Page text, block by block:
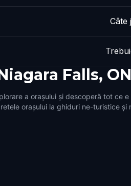
Câte
Falls, ON
a orașului și descoperă tot ce e
orașului la ghiduri ne-turistice și